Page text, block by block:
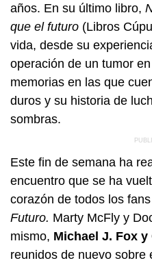
años. En su último libro,
que el futuro (Libros
vida, desde su
operación de un tumor
memorias en las que
duros y su historia de
sombras.
Este fin de semana ha
encuentro que se ha
corazón de todos los
Futuro. Marty McFly y
mismo, Michael J. Fox
reunidos de nuevo sobre